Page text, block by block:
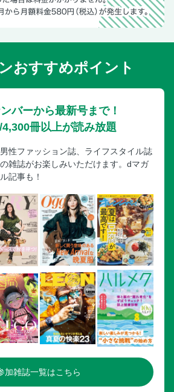
おすすめポイント
バーから最新号まで！
冊以上が読み放題
性ファッション誌、ライフスタイル誌
雑誌がお楽しみいただけます。dマガ
記事も！
加雑誌一覧はこちら